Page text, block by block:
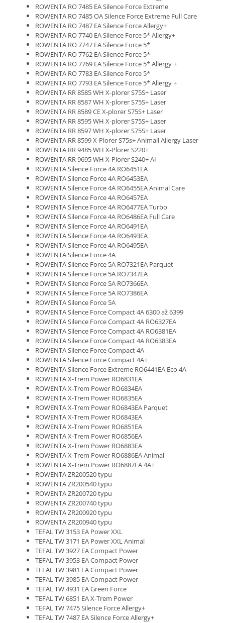
ROWENTA RO 7485 EA Silence Force Extreme
ROWENTA RO 7485 OA Silence Force Extreme Full Care
ROWENTA RO 7487 EA Silence Force Allergy+
ROWENTA RO 7740 EA Silence Force 5* Allergy+
ROWENTA RO 7747 EA Silence Force 5*
ROWENTA RO 7762 EA Silence Force 5*
ROWENTA RO 7769 EA Silence Force 5* Allergy +
ROWENTA RO 7783 EA Silence Force 5*
ROWENTA RO 7793 EA Silence Force 5* Allergy +
ROWENTA RR 8585 WH X-plorer S75S+ Laser
ROWENTA RR 8587 WH X-plorer S75S+ Laser
ROWENTA RR 8589 CE X-plorer S75S+ Laser
ROWENTA RR 8595 WH X-plorer S75S+ Laser
ROWENTA RR 8597 WH X-plorer S75S+ Laser
ROWENTA RR 8599 X-Plorer S75s+ Animall Allergy Laser
ROWENTA RR 9485 WH X-Plorer S220+
ROWENTA RR 9695 WH X-Plorer S240+ AI
ROWENTA Silence Force 4A RO6451EA
ROWENTA Silence Force 4A RO6453EA
ROWENTA Silence Force 4A RO6455EA Animal Care
ROWENTA Silence Force 4A RO6457EA
ROWENTA Silence Force 4A RO6477EA Turbo
ROWENTA Silence Force 4A RO6486EA Full Care
ROWENTA Silence Force 4A RO6491EA
ROWENTA Silence Force 4A RO6493EA
ROWENTA Silence Force 4A RO6495EA
ROWENTA Silence Force 4A
ROWENTA Silence Force 5A RO7321EA Parquet
ROWENTA Silence Force 5A RO7347EA
ROWENTA Silence Force 5A RO7366EA
ROWENTA Silence Force 5A RO7386EA
ROWENTA Silence Force 5A
ROWENTA Silence Force Compact 4A 6300 až 6399
ROWENTA Silence Force Compact 4A RO6327EA
ROWENTA Silence Force Compact 4A RO6381EA
ROWENTA Silence Force Compact 4A RO6383EA
ROWENTA Silence Force Compact 4A
ROWENTA Silence Force Compact 4A+
ROWENTA Silence Force Extreme RO6441EA Eco 4A
ROWENTA X-Trem Power RO6831EA
ROWENTA X-Trem Power RO6834EA
ROWENTA X-Trem Power RO6835EA
ROWENTA X-Trem Power RO6843EA Parquet
ROWENTA X-Trem Power RO6843EA
ROWENTA X-Trem Power RO6851EA
ROWENTA X-Trem Power RO6856EA
ROWENTA X-Trem Power RO6883EA
ROWENTA X-Trem Power RO6886EA Animal
ROWENTA X-Trem Power RO6887EA 4A+
ROWENTA ZR200520 typu
ROWENTA ZR200540 typu
ROWENTA ZR200720 typu
ROWENTA ZR200740 typu
ROWENTA ZR200920 typu
ROWENTA ZR200940 typu
TEFAL TW 3153 EA Power XXL
TEFAL TW 3171 EA Power XXL Animal
TEFAL TW 3927 EA Compact Power
TEFAL TW 3953 EA Compact Power
TEFAL TW 3981 EA Compact Power
TEFAL TW 3985 EA Compact Power
TEFAL TW 4931 EA Green Force
TEFAL TW 6851 EA X-Trem Power
TEFAL TW 7475 Silence Force Allergy+
TEFAL TW 7487 EA Silence Force Allergy+